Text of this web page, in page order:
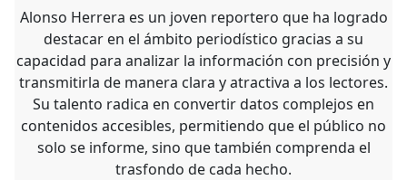
Alonso Herrera es un joven reportero que ha logrado
destacar en el ámbito periodístico gracias a su
capacidad para analizar la información con precisión y
transmitirla de manera clara y atractiva a los lectores.
Su talento radica en convertir datos complejos en
contenidos accesibles, permitiendo que el público no
solo se informe, sino que también comprenda el
trasfondo de cada hecho.